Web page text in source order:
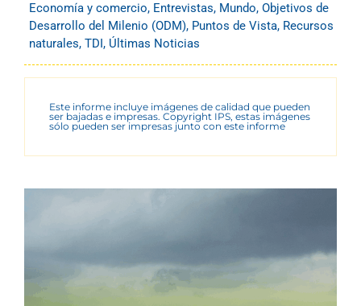
Economía y comercio, Entrevistas, Mundo, Objetivos de
Desarrollo del Milenio (ODM), Puntos de Vista, Recursos
naturales, TDI, Últimas Noticias
Este informe incluye imágenes de calidad que pueden
ser bajadas e impresas. Copyright IPS, estas imágenes
sólo pueden ser impresas junto con este informe